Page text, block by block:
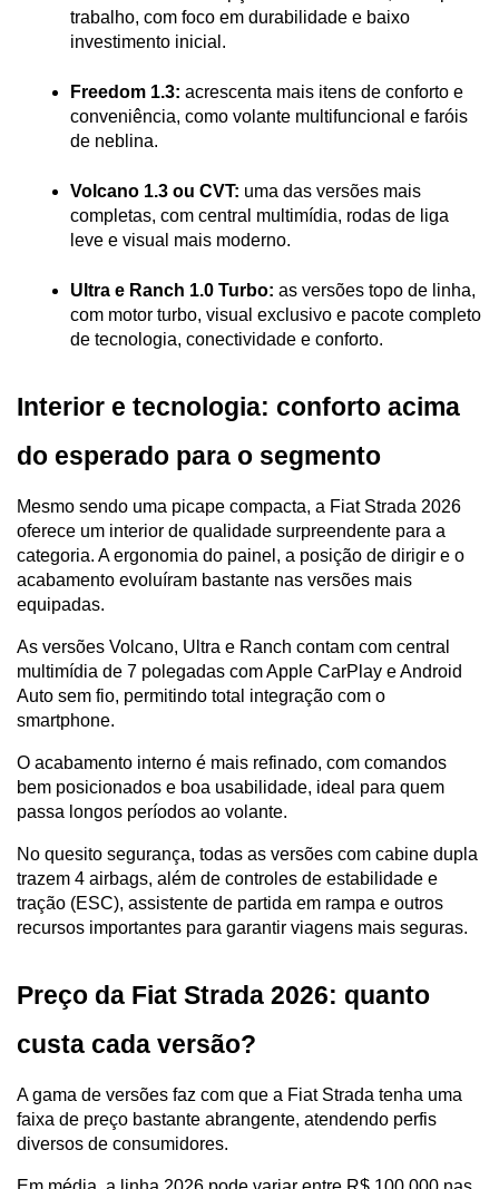
trabalho, com foco em durabilidade e baixo
investimento inicial.
Freedom 1.3: acrescenta mais itens de conforto e
conveniência, como volante multifuncional e faróis
de neblina.
Volcano 1.3 ou CVT: uma das versões mais
completas, com central multimídia, rodas de liga
leve e visual mais moderno.
Ultra e Ranch 1.0 Turbo: as versões topo de linha,
com motor turbo, visual exclusivo e pacote completo
de tecnologia, conectividade e conforto.
Interior e tecnologia: conforto acima
do esperado para o segmento
Mesmo sendo uma picape compacta, a Fiat Strada 2026
oferece um interior de qualidade surpreendente para a
categoria. A ergonomia do painel, a posição de dirigir e o
acabamento evoluíram bastante nas versões mais
equipadas.
As versões Volcano, Ultra e Ranch contam com central
multimídia de 7 polegadas com Apple CarPlay e Android
Auto sem fio, permitindo total integração com o
smartphone.
O acabamento interno é mais refinado, com comandos
bem posicionados e boa usabilidade, ideal para quem
passa longos períodos ao volante.
No quesito segurança, todas as versões com cabine dupla
trazem 4 airbags, além de controles de estabilidade e
tração (ESC), assistente de partida em rampa e outros
recursos importantes para garantir viagens mais seguras.
Preço da Fiat Strada 2026: quanto
custa cada versão?
A gama de versões faz com que a Fiat Strada tenha uma
faixa de preço bastante abrangente, atendendo perfis
diversos de consumidores.